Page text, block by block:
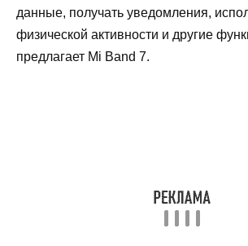
данные, получать уведомления,
физической активности и другие
предлагает Mi Band 7.